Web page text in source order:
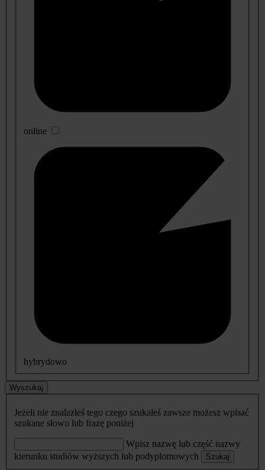
online
hybrydowo
Wyszukaj
Jeżeli nie znalazłeś tego czego szukałeś zawsze możesz wpisać
szukane słowo lub frazę poniżej
Wpisz nazwę lub część nazwy
kierunku studiów wyższych lub podyplomowych
Szukaj